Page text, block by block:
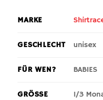
MARKE
GESCHLECHT unisex
FÜR WEN? BABIES
GRÖSSE 1/3